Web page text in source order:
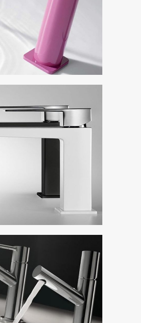
Показать коллекцию
Tres Slim
Tres Max
Показать коллекцию